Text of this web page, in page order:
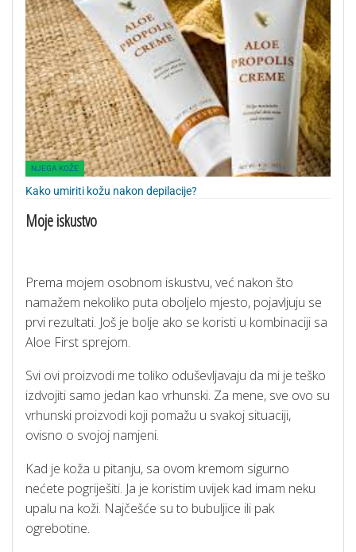
NJEGA KOŽE
Kako umiriti kožu nakon depilacije?
Moje iskustvo
Prema mojem osobnom iskustvu, već nakon što
namažem nekoliko puta oboljelo mjesto, pojavljuju se
prvi rezultati. Još je bolje ako se koristi u kombinaciji sa
Aloe First sprejom.
Svi ovi proizvodi me toliko oduševljavaju da mi je teško
izdvojiti samo jedan kao vrhunski. Za mene, sve ovo su
vrhunski proizvodi koji pomažu u svakoj situaciji,
ovisno o svojoj namjeni.
Kad je koža u pitanju, sa ovom kremom sigurno
nećete pogriješiti. Ja je koristim uvijek kad imam neku
upalu na koži. Najčešće su to bubuljice ili pak
ogrebotine.